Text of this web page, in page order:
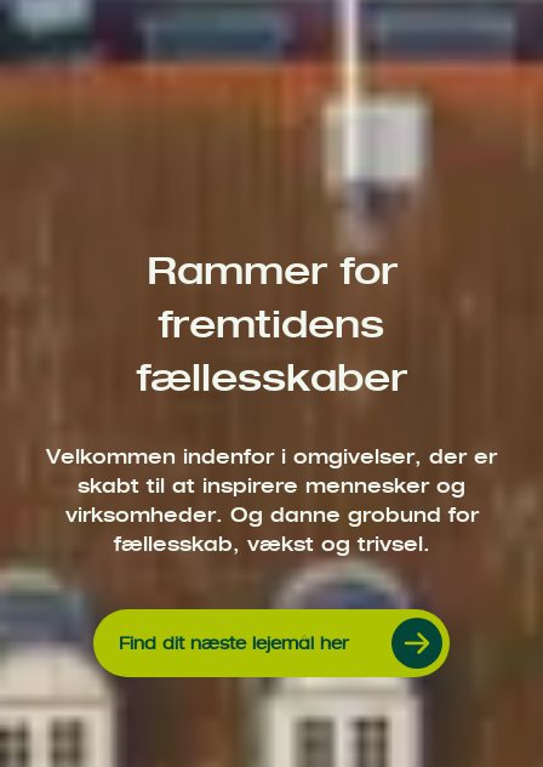
Rammer for
fremtidens
fællesskaber
Velkommen indenfor i omgivelser, der er
skabt til at inspirere mennesker og
virksomheder. Og danne grobund for
fællesskab, vækst og trivsel.
Find dit næste lejemål her